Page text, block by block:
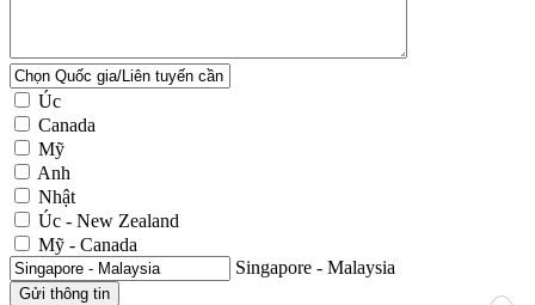
Úc
Canada
Mỹ
Anh
Nhật
Úc - New Zealand
Mỹ - Canada
Singapore - Malaysia